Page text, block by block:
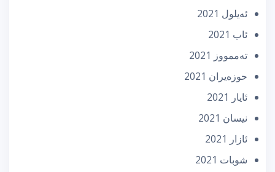
ئه‌یلول 2021
ئاب 2021
تەممووز 2021
حوزه‌یران 2021
ئایار 2021
نیسان 2021
ئازار 2021
شوبات 2021